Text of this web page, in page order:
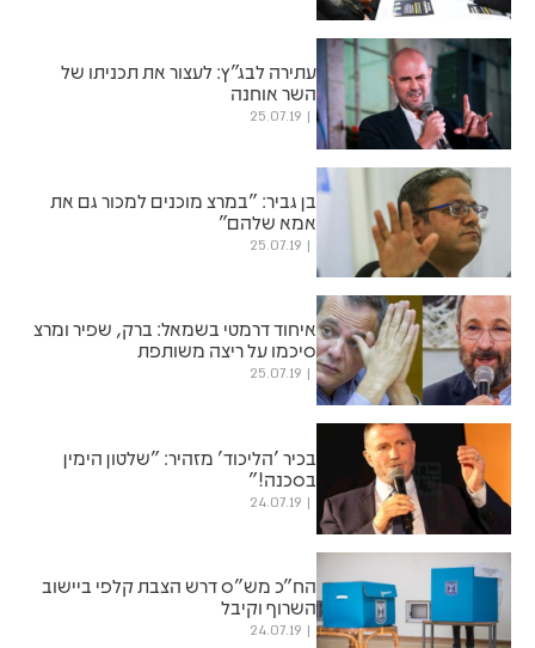
עתירה לבג"ץ: לעצור את תכניתו של
השר אוחנה
25.07.19
בן גביר: "במרצ מוכנים למכור גם את
אמא שלהם"
25.07.19
איחוד דרמטי בשמאל: ברק, שפיר ומרצ
סיכמו על ריצה משותפת
25.07.19
בכיר 'הליכוד' מזהיר: "שלטון הימין
בסכנה!"
24.07.19
הח"כ מש"ס דרש הצבת קלפי ביישוב
השרוף וקיבל
24.07.19